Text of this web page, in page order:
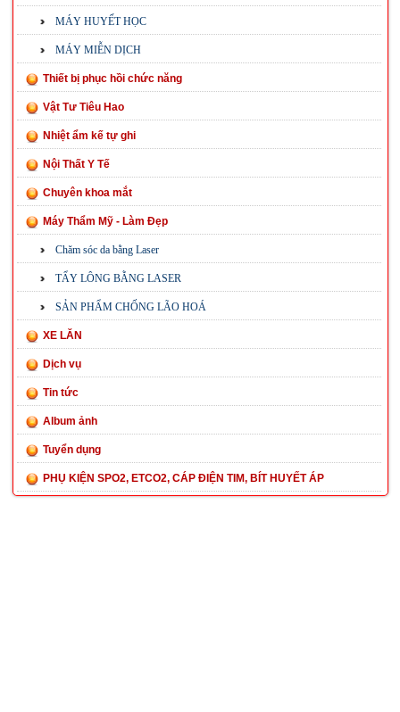
MÁY HUYẾT HỌC
MÁY MIỄN DỊCH
Thiết bị phục hồi chức năng
Vật Tư Tiêu Hao
Nhiệt ẩm kế tự ghi
Nội Thất Y Tế
Chuyên khoa mắt
Máy Thẩm Mỹ - Làm Đẹp
Chăm sóc da bằng Laser
TẨY LÔNG BẰNG LASER
SẢN PHẨM CHỐNG LÃO HOÁ
XE LĂN
Dịch vụ
Tin tức
Album ảnh
Tuyển dụng
PHỤ KIỆN SPO2, ETCO2, CÁP ĐIỆN TIM, BÍT HUYẾT ÁP